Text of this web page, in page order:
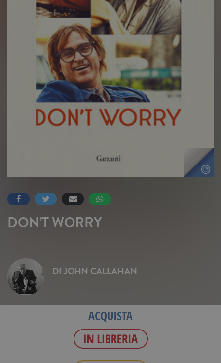
DON’T WORRY
DI JOHN CALLAHAN
ACQUISTA